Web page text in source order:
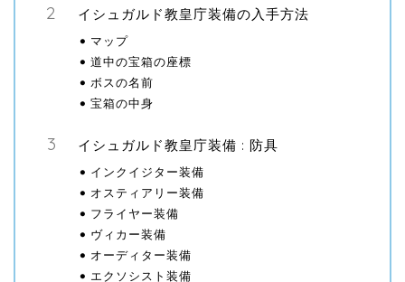
イシュガルド教皇庁装備の入手方法
マップ
道中の宝箱の座標
ボスの名前
宝箱の中身
イシュガルド教皇庁装備 : 防具
インクイジター装備
オスティアリー装備
フライヤー装備
ヴィカー装備
オーディター装備
エクソシスト装備